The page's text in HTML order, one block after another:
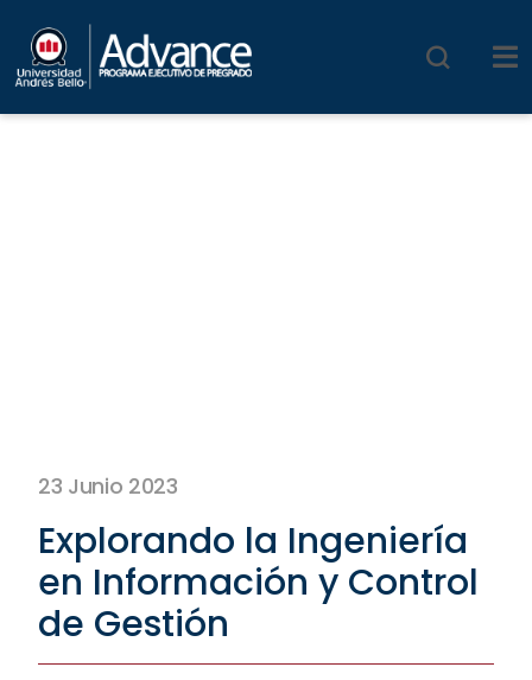
23 Junio 2023
Explorando la Ingeniería
en Información y Control
de Gestión